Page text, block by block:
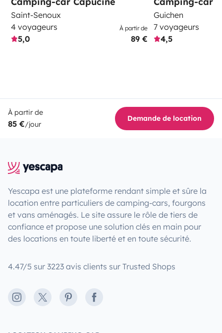
Saint-Senoux
4 voyageurs
5,0
À partir de
89 €
Guichen
7 voyageurs
4,5
À partir de
85 €/jour
Demande de location
Yescapa est une plateforme rendant simple et sûre la
location entre particuliers de camping-cars, fourgons
et vans aménagés. Le site assure le rôle de tiers de
confiance et propose une solution clés en main pour
des locations en toute liberté et en toute sécurité.
4.47/5 sur 3223 avis clients sur Trusted Shops
Instagram
X PinterestFacebook